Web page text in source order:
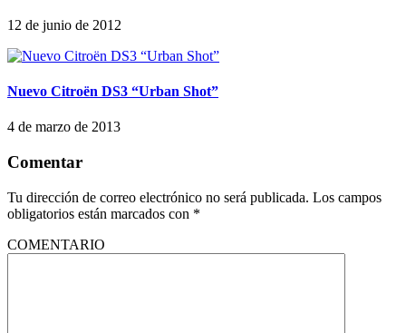
12 de junio de 2012
Nuevo Citroën DS3 “Urban Shot”
4 de marzo de 2013
Comentar
Tu dirección de correo electrónico no será publicada. Los campos
obligatorios están marcados con *
COMENTARIO